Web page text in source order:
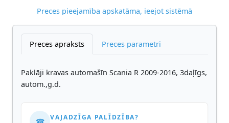
Preces pieejamība apskatāma, ieejot sistēmā
Preces apraksts Preces parametri
Paklāji kravas automašīn Scania R 2009-2016, 3daļīgs,
autom.,g.d.
VAJADZĪGA PALĪDZĪBA?